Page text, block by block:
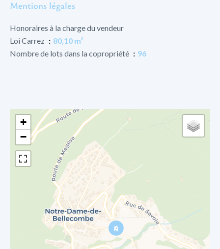
Mentions légales
Honoraires à la charge du vendeur
Loi Carrez
80,10 m²
Nombre de lots dans la copropriété
96
+
−